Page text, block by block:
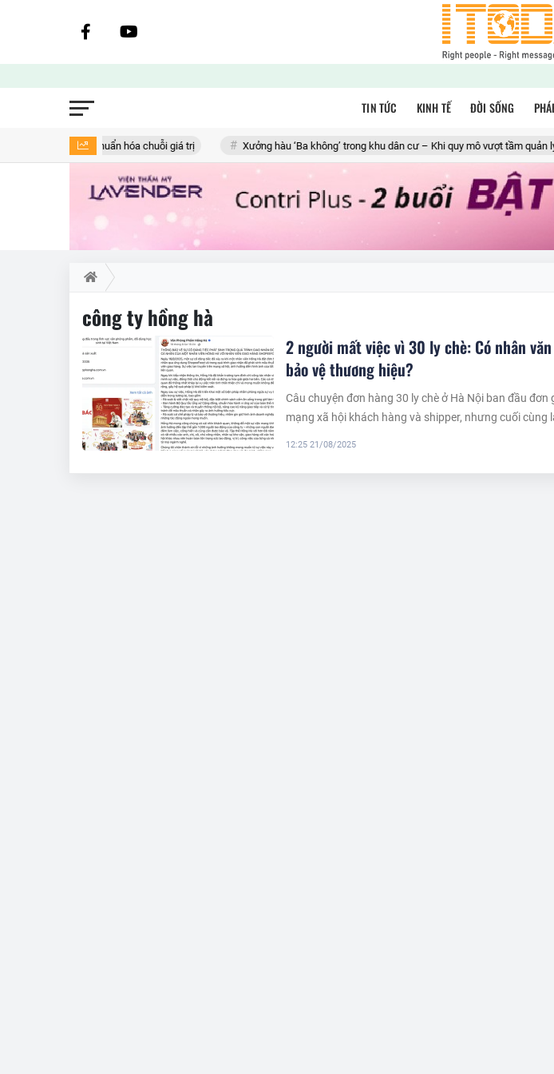
TIN TỨC KINH TẾ ĐỜI SỐNG
pháp lý và chuẩn hóa chuỗi giá trị Xưởng hàu ‘Ba không’ trong khu dân cư – Khi quy mô vượt tầm quản lý
công ty hồng hà
2 người mất việc vì 30 ly chè: Có nhân
bảo vệ thương hiệu?
Câu chuyện đơn hàng 30 ly chè ở Hà Nội ban đầu
mạng xã hội khách hàng và shipper, nhưng cuối cùng
12:25 21/08/2025